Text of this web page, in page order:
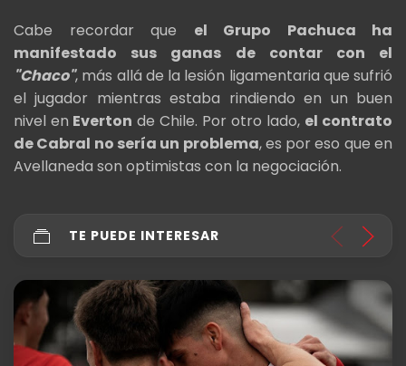
Cabe recordar que el Grupo Pachuca ha
manifestado sus ganas de contar con el
"Chaco", más allá de la lesión ligamentaria que sufrió
el jugador mientras estaba rindiendo en un buen
nivel en Everton de Chile. Por otro lado, el contrato
de Cabral no sería un problema, es por eso que en
Avellaneda son optimistas con la negociación.
TE PUEDE INTERESAR